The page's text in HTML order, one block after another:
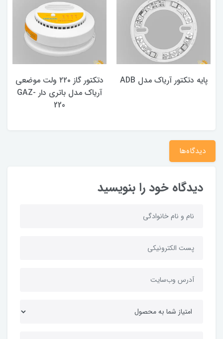
پایه دتکتور آریاک مدل ADB
دتکتور گاز ۲۲۰ ولت موضعی
آریاک مدل باتری دار GAZ-
220
دیدگاه‌ها
دیدگاه خود را بنویسید